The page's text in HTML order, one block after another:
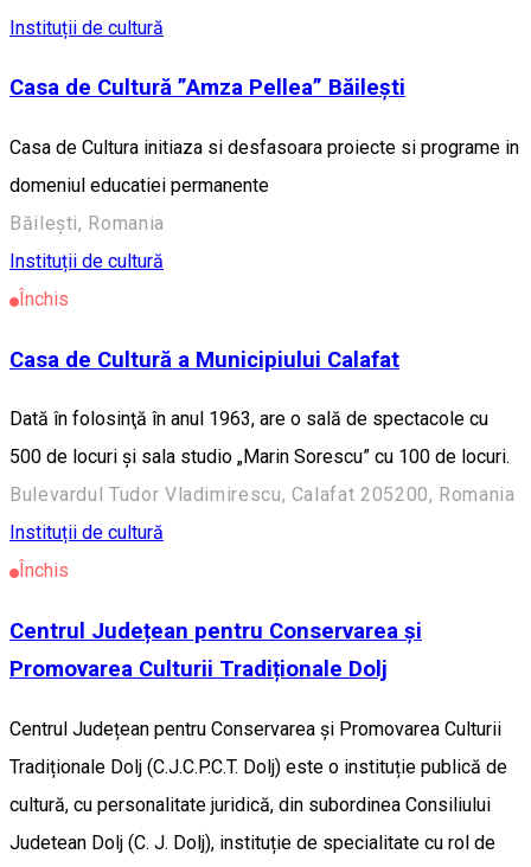
Instituții de cultură
Casa de Cultură ”Amza Pellea” Băilești
Casa de Cultura initiaza si desfasoara proiecte si programe in
domeniul educatiei permanente
Băilești, Romania
Instituții de cultură
Închis
Casa de Cultură a Municipiului Calafat
Dată în folosinţă în anul 1963, are o sală de spectacole cu
500 de locuri şi sala studio „Marin Sorescu” cu 100 de locuri.
Bulevardul Tudor Vladimirescu, Calafat 205200, Romania
Instituții de cultură
Închis
Centrul Județean pentru Conservarea și
Promovarea Culturii Tradiționale Dolj
Centrul Județean pentru Conservarea și Promovarea Culturii
Tradiționale Dolj (C.J.C.P.C.T. Dolj) este o instituție publică de
cultură, cu personalitate juridică, din subordinea Consiliului
Judetean Dolj (C. J. Dolj), instituție de specialitate cu rol de